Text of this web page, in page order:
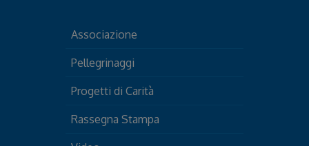
Associazione
Pellegrinaggi
Progetti di Carità
Rassegna Stampa